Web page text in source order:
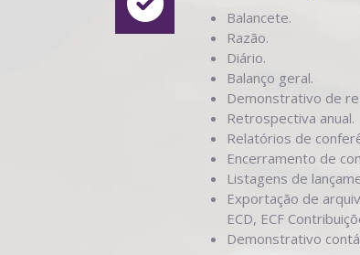
Balancete.
Razão.
Diário.
Balanço geral.
Demonstrativo de
Retrospectiva anual.
Relatórios de
Encerramento de
Listagens de
Exportação de
ECD, ECF
Demonstrativo